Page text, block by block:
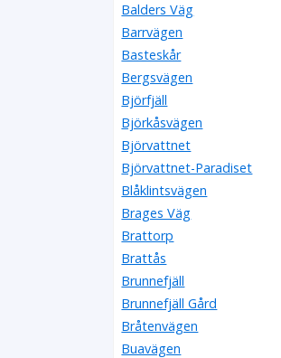
Balders Väg
Barrvägen
Basteskår
Bergsvägen
Björfjäll
Björkåsvägen
Björvattnet
Björvattnet-Paradiset
Blåklintsvägen
Brages Väg
Brattorp
Brattås
Brunnefjäll
Brunnefjäll Gård
Bråtenvägen
Buavägen